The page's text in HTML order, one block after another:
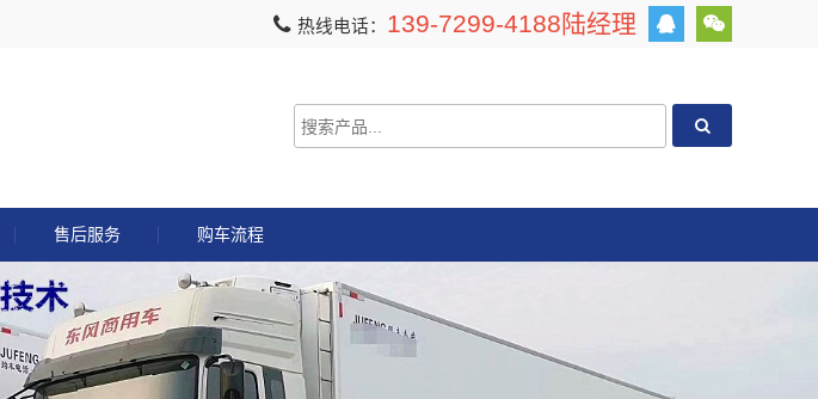
热线电话： 139-7299-4188陆经理
售后服务 购车流程